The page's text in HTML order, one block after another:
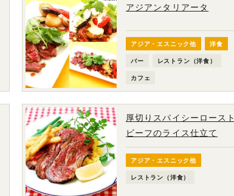
アジアンタリアータ
アジア・エスニック他 洋食
バー レストラン（洋食）
カフェ
厚切りスパイシーロースト
ビーフのライス仕立て
アジア・エスニック他
レストラン（洋食）